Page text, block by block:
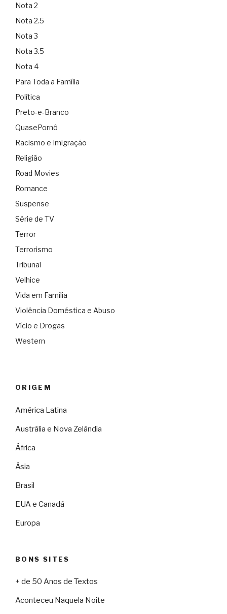
Nota 2
Nota 2.5
Nota 3
Nota 3.5
Nota 4
Para Toda a Família
Política
Preto-e-Branco
QuasePornô
Racismo e Imigração
Religião
Road Movies
Romance
Suspense
Série de TV
Terror
Terrorismo
Tribunal
Velhice
Vida em Família
Violência Doméstica e Abuso
Vício e Drogas
Western
ORIGEM
América Latina
Austrália e Nova Zelândia
África
Ásia
Brasil
EUA e Canadá
Europa
BONS SITES
+ de 50 Anos de Textos
Aconteceu Naquela Noite